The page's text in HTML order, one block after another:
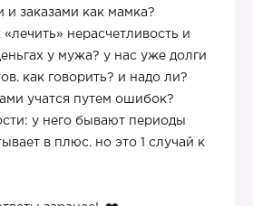
и заказами как мамка?
«лечить» нерасчетливость и
у мужа? у нас уже долги
как говорить? и надо ли?
учатся путем ошибок?
у него бывают периоды
в плюс. но это 1 случай к